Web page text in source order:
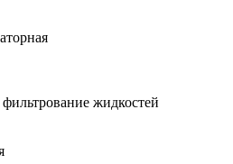
жидкостей